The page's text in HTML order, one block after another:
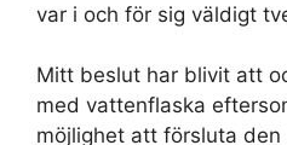
var i och för sig väldigt
Mitt beslut har blivit att
med vattenflaska
möjlighet att försluta den